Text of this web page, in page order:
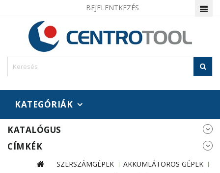
BEJELENTKEZÉS
KATEGÓRIÁK
KATALÓGUS
CÍMKÉK
SZERSZÁMGÉPEK
AKKUMLÁTOROS GÉPEK